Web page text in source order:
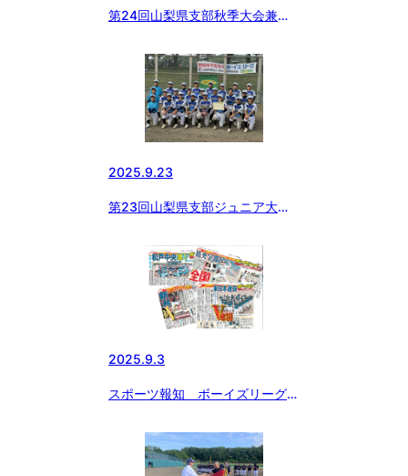
第24回山梨県支部秋季大会兼春
2025.9.23
第23回山梨県支部ジュニア大会
2025.9.3
スポーツ報知 ボーイズリーグ特